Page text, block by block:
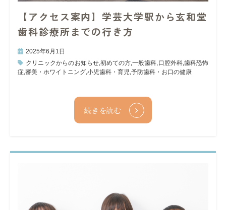
【アクセス案内】学芸大学駅から玄和堂
歯科診療所までの行き方
2025年6月1日
クリニックからのお知らせ,初めての方,一般歯科,口腔外科,歯科恐怖
症,審美・ホワイトニング,小児歯科・育児,予防歯科・お口の健康
続きを読む